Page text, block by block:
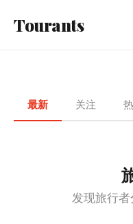
Tourants
最新 关注
发现旅行